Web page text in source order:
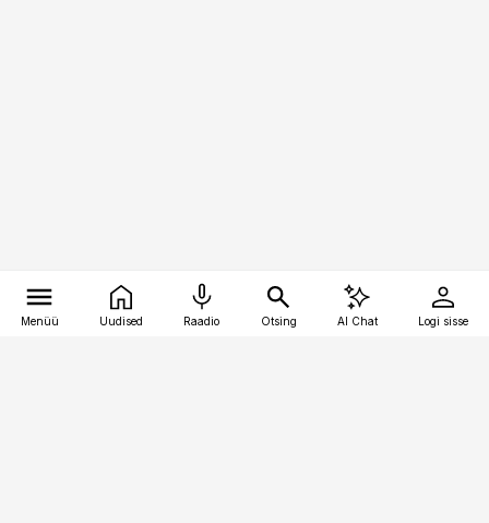
Menüü Uudised Raadio Otsing AI Chat Logi sisse